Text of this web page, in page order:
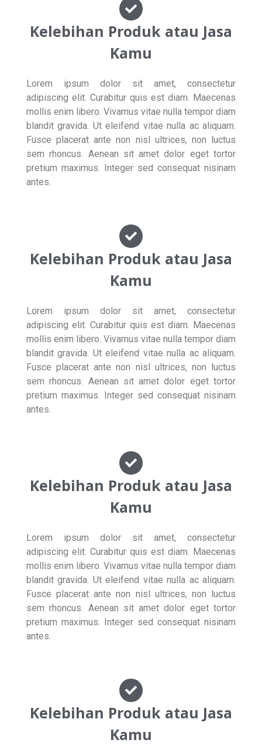
Kelebihan Produk atau Jasa
Kamu
Lorem ipsum dolor sit amet, consectetur
adipiscing elit. Curabitur quis est diam. Maecenas
mollis enim libero. Vivamus vitae nulla tempor diam
blandit gravida. Ut eleifend vitae nulla ac aliquam.
Fusce placerat ante non nisl ultrices, non luctus
sem rhoncus. Aenean sit amet dolor eget tortor
pretium maximus. Integer sed consequat nisinam
antes.
Kelebihan Produk atau Jasa
Kamu
Lorem ipsum dolor sit amet, consectetur
adipiscing elit. Curabitur quis est diam. Maecenas
mollis enim libero. Vivamus vitae nulla tempor diam
blandit gravida. Ut eleifend vitae nulla ac aliquam.
Fusce placerat ante non nisl ultrices, non luctus
sem rhoncus. Aenean sit amet dolor eget tortor
pretium maximus. Integer sed consequat nisinam
antes.
Kelebihan Produk atau Jasa
Kamu
Lorem ipsum dolor sit amet, consectetur
adipiscing elit. Curabitur quis est diam. Maecenas
mollis enim libero. Vivamus vitae nulla tempor diam
blandit gravida. Ut eleifend vitae nulla ac aliquam.
Fusce placerat ante non nisl ultrices, non luctus
sem rhoncus. Aenean sit amet dolor eget tortor
pretium maximus. Integer sed consequat nisinam
antes.
Kelebihan Produk atau Jasa
Kamu